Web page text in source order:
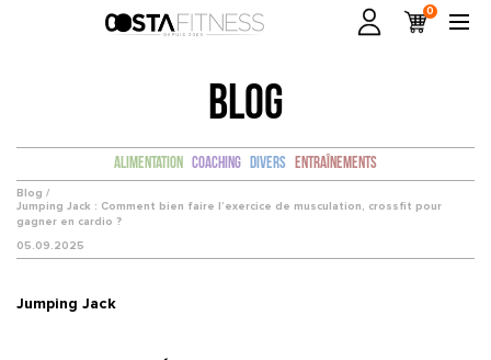
0
BLOG
Alimentation Coaching Divers Entraînements
Blog /
Jumping Jack : Comment bien faire l’exercice de musculation, crossfit pour
gagner en cardio ?
05.09.2025
Jumping Jack